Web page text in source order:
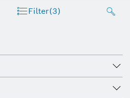
Filter(3)